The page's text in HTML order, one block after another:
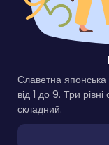
Славетна японська
від 1 до 9. Три
складний.